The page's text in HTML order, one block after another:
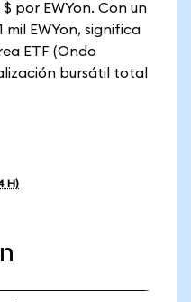
por EWYon. Con un
mil EWYon, significa
ETF (Ondo
bursátil total
H)